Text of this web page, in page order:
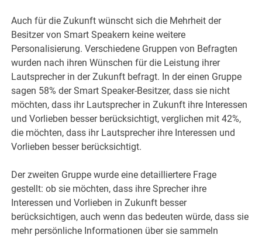
Auch für die Zukunft wünscht sich die Mehrheit der
Besitzer von Smart Speakern keine weitere
Personalisierung. Verschiedene Gruppen von Befragten
wurden nach ihren Wünschen für die Leistung ihrer
Lautsprecher in der Zukunft befragt. In der einen Gruppe
sagen 58% der Smart Speaker-Besitzer, dass sie nicht
möchten, dass ihr Lautsprecher in Zukunft ihre Interessen
und Vorlieben besser berücksichtigt, verglichen mit 42%,
die möchten, dass ihr Lautsprecher ihre Interessen und
Vorlieben besser berücksichtigt.
Der zweiten Gruppe wurde eine detailliertere Frage
gestellt: ob sie möchten, dass ihre Sprecher ihre
Interessen und Vorlieben in Zukunft besser
berücksichtigen, auch wenn das bedeuten würde, dass sie
mehr persönliche Informationen über sie sammeln